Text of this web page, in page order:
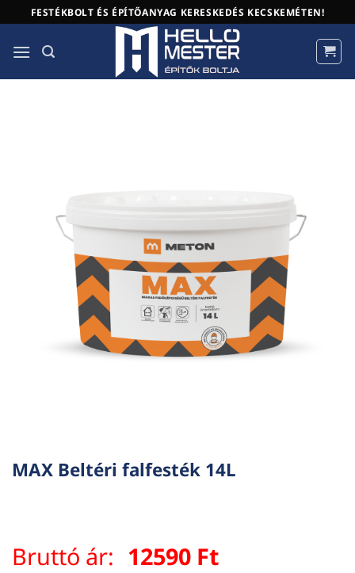
to
content
FESTÉKBOLT ÉS ÉPÍTŐANYAG KERESKEDÉS KECSKEMÉTEN!
MAX Beltéri falfesték 14L
Bruttó ár: 12590 Ft